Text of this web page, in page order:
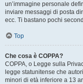
un’immagine personale
inviare messaggi di posta
ecc. Ti bastano pochi
Top
Che cosa è COPPA?
COPPA, o Legge sulla
legge statunitense che
minori di età inferiore a 13